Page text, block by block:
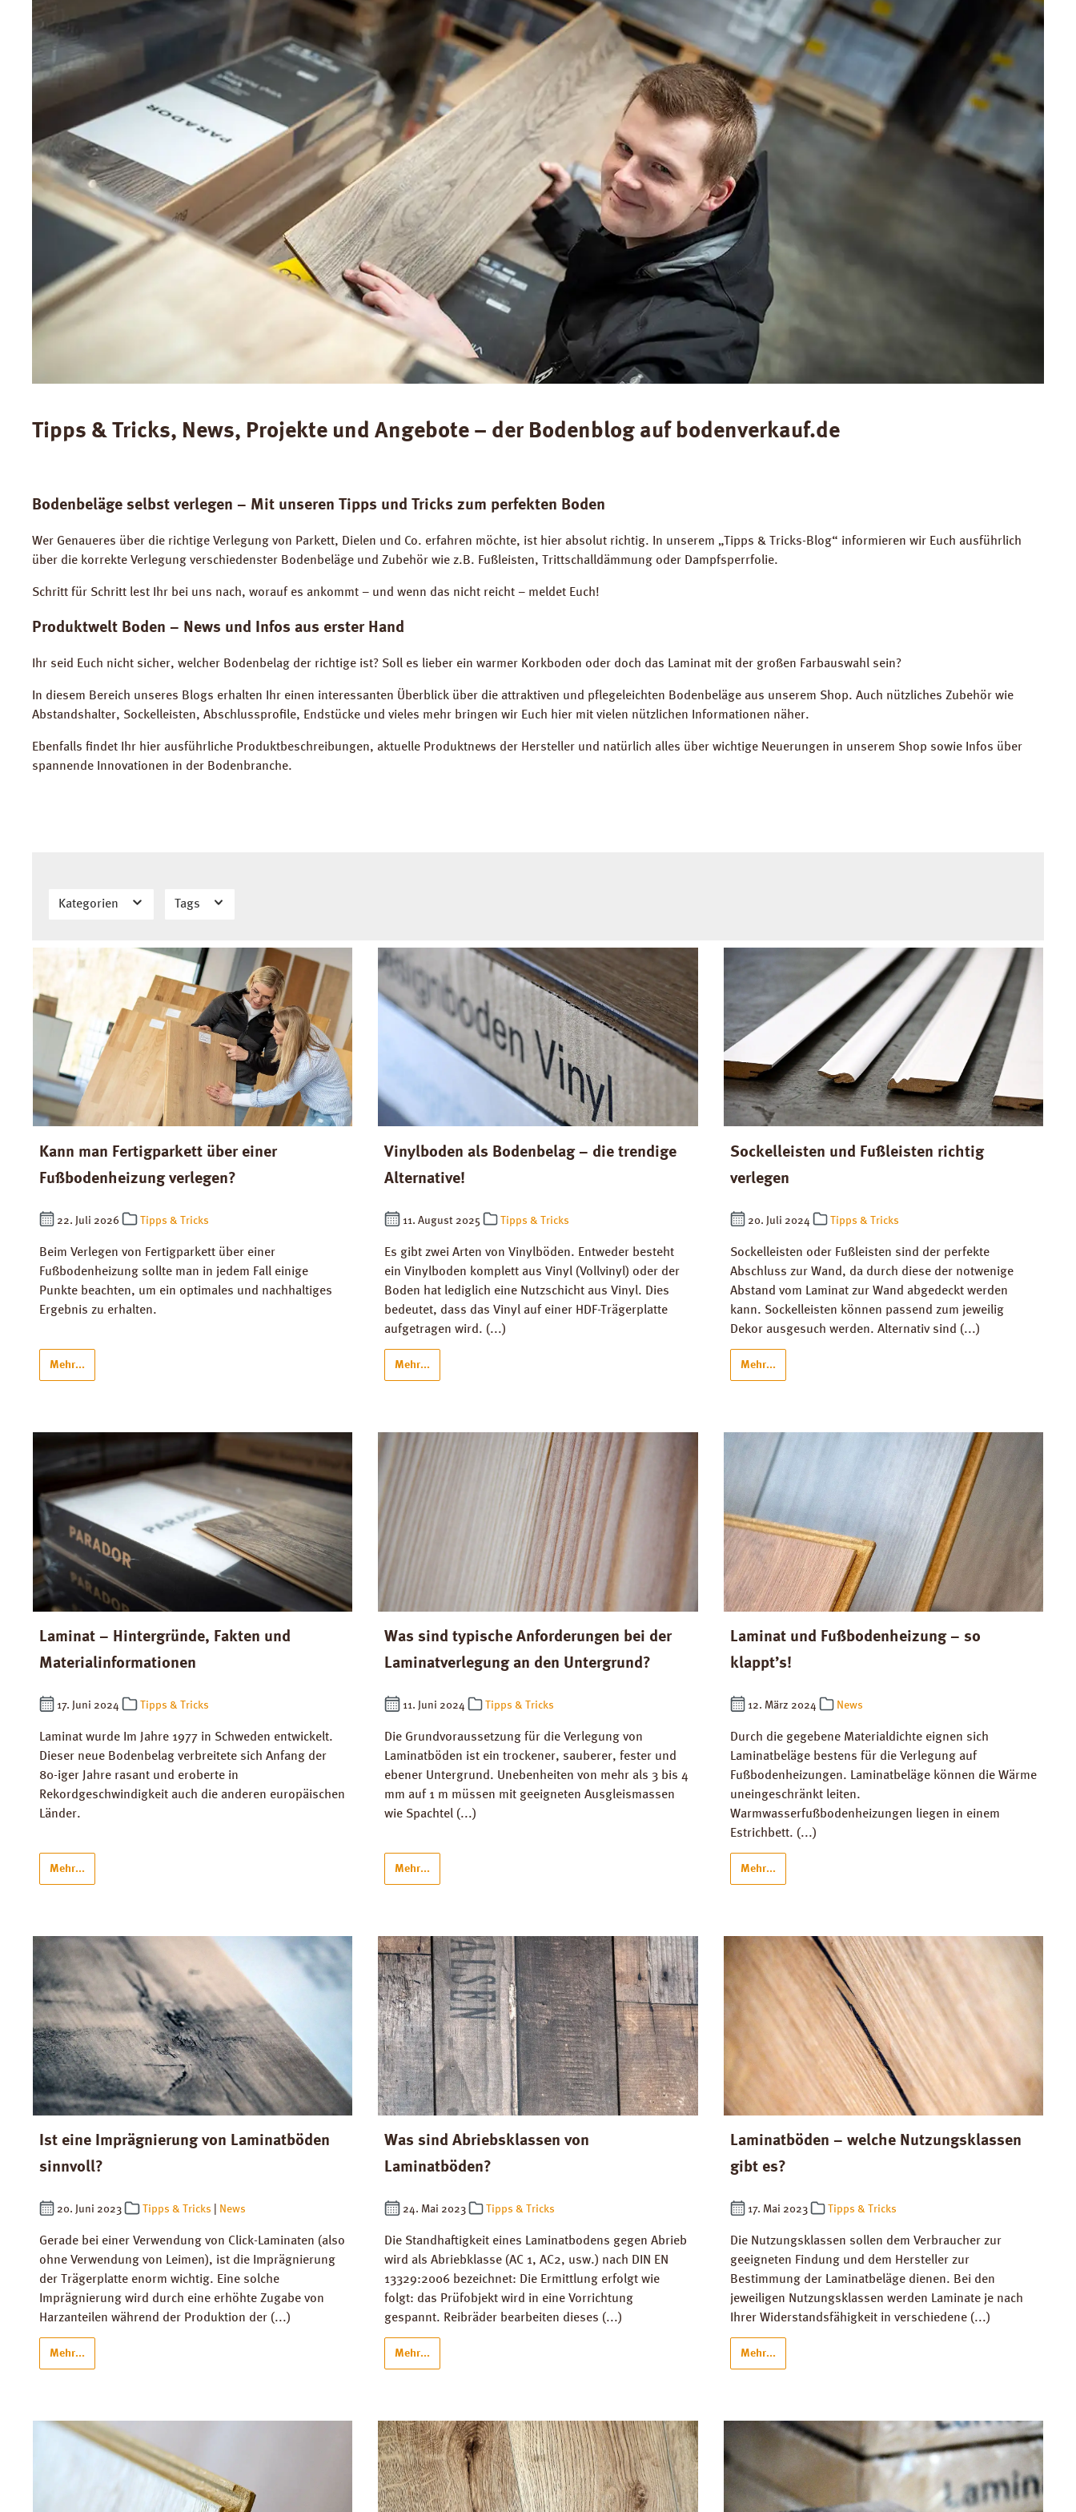
Tipps & Tricks, News, Projekte und Angebote – der Bodenblog auf bodenverkauf.de
Bodenbeläge selbst verlegen – Mit unseren Tipps und Tricks zum perfekten Boden
Wer Genaueres über die richtige Verlegung von Parkett, Dielen und Co. erfahren möchte, ist hier absolut richtig. In unserem „Tipps & Tricks-Blog“ informieren wir Euch ausführlich
über die korrekte Verlegung verschiedenster Bodenbeläge und Zubehör wie z.B. Fußleisten, Trittschalldämmung oder Dampfsperrfolie.
Schritt für Schritt lest Ihr bei uns nach, worauf es ankommt – und wenn das nicht reicht – meldet Euch!
Produktwelt Boden – News und Infos aus erster Hand
Ihr seid Euch nicht sicher, welcher Bodenbelag der richtige ist? Soll es lieber ein warmer Korkboden oder doch das Laminat mit der großen Farbauswahl sein?
In diesem Bereich unseres Blogs erhalten Ihr einen interessanten Überblick über die attraktiven und pflegeleichten Bodenbeläge aus unserem Shop. Auch nützliches Zubehör wie
Abstandshalter, Sockelleisten, Abschlussprofile, Endstücke und vieles mehr bringen wir Euch hier mit vielen nützlichen Informationen näher.
Ebenfalls findet Ihr hier ausführliche Produktbeschreibungen, aktuelle Produktnews der Hersteller und natürlich alles über wichtige Neuerungen in unserem Shop sowie Infos über
spannende Innovationen in der Bodenbranche.
Kategorien Tags
Kann man Fertigparkett über einer
Fußbodenheizung verlegen?
22. Juli 2026 Tipps & Tricks
Beim Verlegen von Fertigparkett über einer
Fußbodenheizung sollte man in jedem Fall einige
Punkte beachten, um ein optimales und nachhaltiges
Ergebnis zu erhalten.
Mehr...
Vinylboden als Bodenbelag – die trendige
Alternative!
11. August 2025 Tipps & Tricks
Es gibt zwei Arten von Vinylböden. Entweder besteht
ein Vinylboden komplett aus Vinyl (Vollvinyl) oder der
Boden hat lediglich eine Nutzschicht aus Vinyl. Dies
bedeutet, dass das Vinyl auf einer HDF-Trägerplatte
aufgetragen wird. (...)
Mehr...
Sockelleisten und Fußleisten richtig
verlegen
20. Juli 2024 Tipps & Tricks
Sockelleisten oder Fußleisten sind der perfekte
Abschluss zur Wand, da durch diese der notwenige
Abstand vom Laminat zur Wand abgedeckt werden
kann. Sockelleisten können passend zum jeweilig
Dekor ausgesuch werden. Alternativ sind (...)
Mehr...
Laminat – Hintergründe, Fakten und
Materialinformationen
17. Juni 2024 Tipps & Tricks
Laminat wurde Im Jahre 1977 in Schweden entwickelt.
Dieser neue Bodenbelag verbreitete sich Anfang der
80-iger Jahre rasant und eroberte in
Rekordgeschwindigkeit auch die anderen europäischen
Länder.
Mehr...
Was sind typische Anforderungen bei der
Laminatverlegung an den Untergrund?
11. Juni 2024 Tipps & Tricks
Die Grundvoraussetzung für die Verlegung von
Laminatböden ist ein trockener, sauberer, fester und
ebener Untergrund. Unebenheiten von mehr als 3 bis 4
mm auf 1 m müssen mit geeigneten Ausgleismassen
wie Spachtel (...)
Mehr...
Laminat und Fußbodenheizung – so
klappt’s!
12. März 2024 News
Durch die gegebene Materialdichte eignen sich
Laminatbeläge bestens für die Verlegung auf
Fußbodenheizungen. Laminatbeläge können die Wärme
uneingeschränkt leiten.
Warmwasserfußbodenheizungen liegen in einem
Estrichbett. (...)
Mehr...
Ist eine Imprägnierung von Laminatböden
sinnvoll?
20. Juni 2023 Tipps & Tricks News
Gerade bei einer Verwendung von Click-Laminaten (also
ohne Verwendung von Leimen), ist die Imprägnierung
der Trägerplatte enorm wichtig. Eine solche
Imprägnierung wird durch eine erhöhte Zugabe von
Harzanteilen während der Produktion der (...)
Mehr...
Was sind Abriebsklassen von
Laminatböden?
24. Mai 2023 Tipps & Tricks
Die Standhaftigkeit eines Laminatbodens gegen Abrieb
wird als Abriebklasse (AC 1, AC2, usw.) nach DIN EN
13329:2006 bezeichnet: Die Ermittlung erfolgt wie
folgt: das Prüfobjekt wird in eine Vorrichtung
gespannt. Reibräder bearbeiten dieses (...)
Mehr...
Laminatböden – welche Nutzungsklassen
gibt es?
17. Mai 2023 Tipps & Tricks
Die Nutzungsklassen sollen dem Verbraucher zur
geeigneten Findung und dem Hersteller zur
Bestimmung der Laminatbeläge dienen. Bei den
jeweiligen Nutzungsklassen werden Laminate je nach
Ihrer Widerstandsfähigkeit in verschiedene (...)
Mehr...